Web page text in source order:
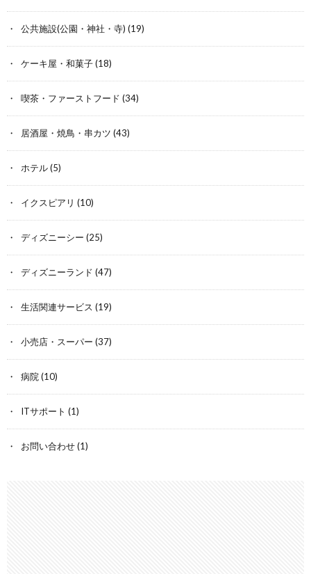
公共施設(公園・神社・寺) (19)
ケーキ屋・和菓子(18)
喫茶・ファーストフード (34)
居酒屋・焼鳥・串カツ (43)
ホテル(5)
イクスピアリ (10)
ディズニーシー (25)
ディズニーランド (47)
生活関連サービス (19)
小売店・スーパー (37)
病院(10)
ITサポート (1)
お問い合わせ(1)